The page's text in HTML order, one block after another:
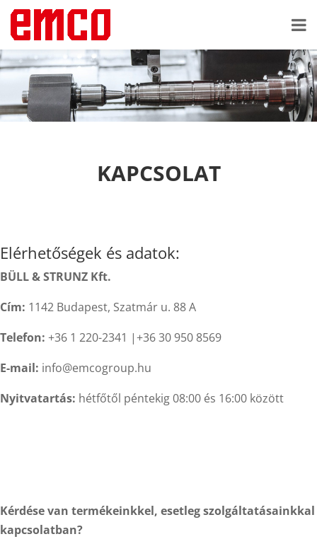
KAPCSOLAT
Elérhetőségek és adatok:
BÜLL & STRUNZ Kft.
Cím: 1142 Budapest, Szatmár u. 88 A
Telefon: +36 1 220-2341 |+36 30 950 8569
E-mail: info@emcogroup.hu
Nyitvatartás: hétfőtől péntekig 08:00 és 16:00 között
Kérdése van termékeinkkel, esetleg szolgáltatásainkkal
kapcsolatban?